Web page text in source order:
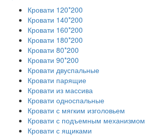
Кровати 120*200
Кровати 140*200
Кровати 160*200
Кровати 180*200
Кровати 80*200
Кровати 90*200
Кровати двуспальные
Кровати парящие
Кровати из массива
Кровати односпальные
Кровати с мягким изголовьем
Кровати с подъемным механизмом
Кровати с ящиками